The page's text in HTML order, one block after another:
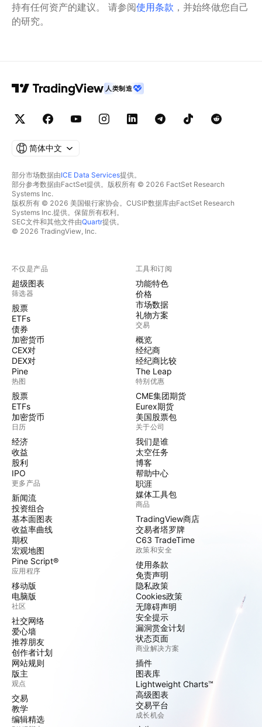
持有任何资产的建议。
请参阅使用条款 ，并始终做您自己
的研究。
人类制造
简体中文
部分市场数据由ICE Data Services提供。
部分参考数据由FactSet提供。版权所有 © 2026 FactSet Research
Systems Inc.
版权所有 © 2026 美国银行家协会。CUSIP数据库由FactSet Research
Systems Inc.提供。保留所有权利。
SEC文件和其他文件由Quartr提供。
© 2026 TradingView, Inc.
不仅是产品
超级图表
筛选器
股票
ETFs
债券
加密货币
CEX对
DEX对
Pine
热图
股票
ETFs
加密货币
日历
经济
收益
股利
IPO
更多产品
新闻流
投资组合
基本面图表
收益率曲线
期权
宏观地图
Pine Script®
应用程序
移动版
电脑版
社区
社交网络
爱心墙
推荐朋友
创作者计划
网站规则
版主
观点
交易
教学
编辑精选
工具和订阅
功能特色
价格
市场数据
礼物方案
交易
概览
经纪商
经纪商比较
The Leap
特别优惠
CME集团期货
Eurex期货
美国股票包
关于公司
我们是谁
太空任务
博客
帮助中心
职涯
媒体工具包
商品
TradingView商店
交易者塔罗牌
C63 TradeTime
政策和安全
使用条款
免责声明
隐私政策
Cookies政策
无障碍声明
安全提示
漏洞赏金计划
状态页面
商业解决方案
插件
图表库
Lightweight Charts™
高级图表
交易平台
成长机会